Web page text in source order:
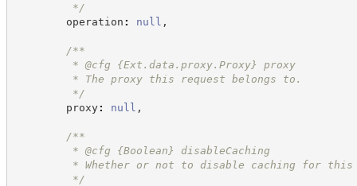
*/
operation : null ,
/**
* @cfg {Ext.data.proxy.Proxy}
proxy
* The proxy this request belongs to.
*/
proxy: null ,
/**
* @cfg {Boolean}
disableCaching
* Whether or not to disable caching for this
*/